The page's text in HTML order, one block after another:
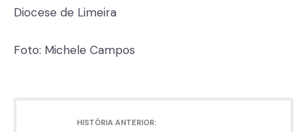
Diocese de Limeira
Foto: Michele Campos
HISTÓRIA ANTERIOR: